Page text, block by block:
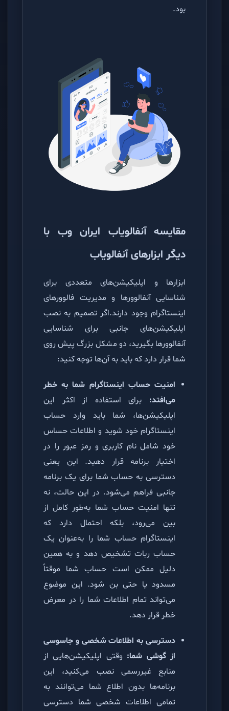
بود.
مقایسه آنفالویاب ایران وب با
دیگر ابزارهای آنفالویاب
ابزارها و اپلیکیشن‌های متعددی برای
شناسایی آنفالوورها و مدیریت فالوورهای
اینستاگرام وجود دارند.اگر تصمیم به نصب
اپلیکیشن‌های جانبی برای شناسایی
آنفالوورها بگیرید، دو مشکل بزرگ پیش روی
شما قرار دارد که باید به آن‌ها توجه کنید:
امنیت حساب اینستاگرام شما به خطر
می‌افتد: برای استفاده از اکثر این
اپلیکیشن‌ها، شما باید وارد حساب
اینستاگرام خود شوید و اطلاعات حساس
خود شامل نام کاربری و رمز عبور را در
اختیار برنامه قرار دهید. این یعنی
دسترسی به حساب شما برای یک برنامه
جانبی فراهم می‌شود. در این حالت، نه
تنها امنیت حساب شما به‌طور کامل از
بین می‌رود، بلکه احتمال دارد که
اینستاگرام حساب شما را به‌عنوان یک
حساب ربات تشخیص دهد و به همین
دلیل ممکن است حساب شما موقتاً
مسدود یا حتی بن شود. این موضوع
می‌تواند تمام اطلاعات شما را در معرض
خطر قرار دهد.
دسترسی به اطلاعات شخصی و جاسوسی
از گوشی شما: وقتی اپلیکیشن‌هایی از
منابع غیررسمی نصب می‌کنید، این
برنامه‌ها بدون اطلاع شما می‌توانند به
تمامی اطلاعات شخصی شما دسترسی